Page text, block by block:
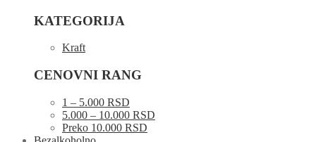
KATEGORIJA
Kraft
CENOVNI RANG
1 – 5.000 RSD
5.000 – 10.000 RSD
Preko 10.000 RSD